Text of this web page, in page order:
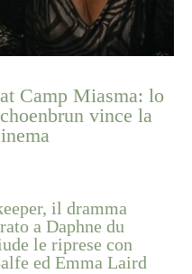
Camp Miasma: lo
vince la
il dramma
a Daphne du
le riprese con
ed Emma Laird